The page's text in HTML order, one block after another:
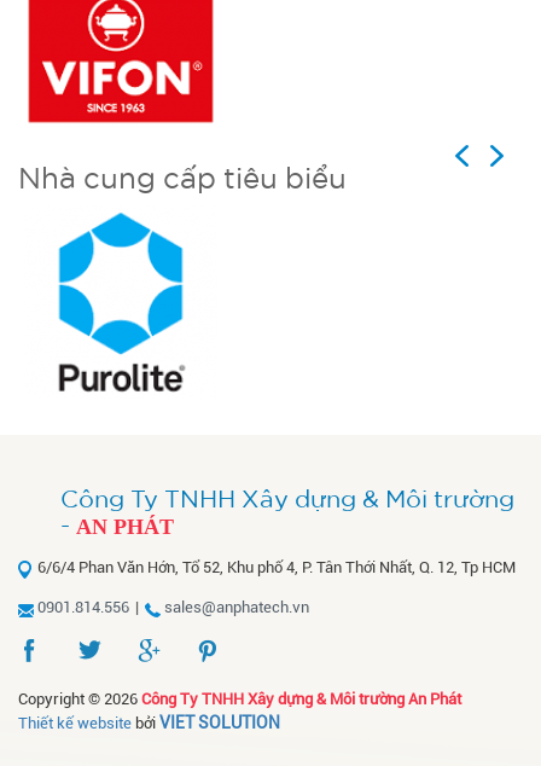
Nhà cung cấp tiêu biểu
Previous
Next
Công Ty TNHH Xây dựng & Môi trường
- AN PHÁT
6/6/4 Phan Văn Hớn, Tổ 52, Khu phố 4, P. Tân Thới Nhất, Q. 12, Tp HCM
0901.814.556 | sales@anphatech.vn
Copyright © 2026 Công Ty TNHH Xây dựng & Môi trường An Phát
Thiết kế website bởi VIET SOLUTION